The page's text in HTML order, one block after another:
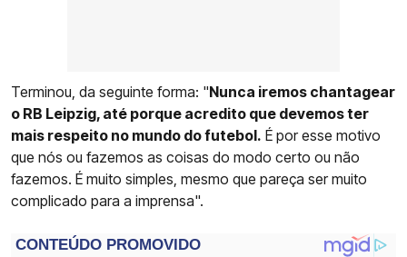
Terminou, da seguinte forma: "Nunca iremos chantagear
o RB Leipzig, até porque acredito que devemos ter
mais respeito no mundo do futebol. É por esse motivo
que nós ou fazemos as coisas do modo certo ou não
fazemos. É muito simples, mesmo que pareça ser muito
complicado para a imprensa".